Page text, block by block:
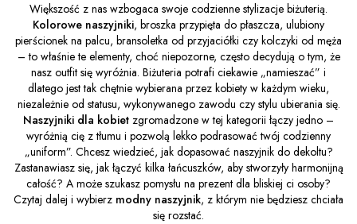
Większość z nas wzbogaca swoje codzienne stylizacje biżuterią.
Kolorowe naszyjniki, broszka przypięta do płaszcza, ulubiony
pierścionek na palcu, bransoletka od przyjaciółki czy kolczyki od męża
– to właśnie te elementy, choć niepozorne, często decydują o tym, że
nasz outfit się wyróżnia. Biżuteria potrafi ciekawie „namieszać” i
dlatego jest tak chętnie wybierana przez kobiety w każdym wieku,
niezależnie od statusu, wykonywanego zawodu czy stylu ubierania się.
Naszyjniki dla kobiet zgromadzone w tej kategorii łączy jedno –
wyróżnią cię z tłumu i pozwolą lekko podrasować twój codzienny
„uniform”. Chcesz wiedzieć, jak dopasować naszyjnik do dekoltu?
Zastanawiasz się, jak łączyć kilka łańcuszków, aby stworzyły harmonijną
całość? A może szukasz pomysłu na prezent dla bliskiej ci osoby?
Czytaj dalej i wybierz modny naszyjnik, z którym nie będziesz chciała
się rozstać.